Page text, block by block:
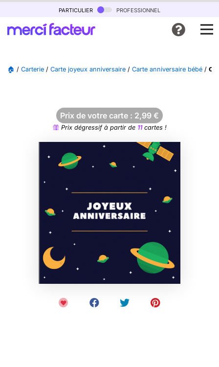
particulier professionnel
🏠 / Carterie / Carte joyeux anniversaire / Carte anniversaire bébé /
Prix de votre carte : 2,99 €
Prix dégressif à partir de 11cartes !